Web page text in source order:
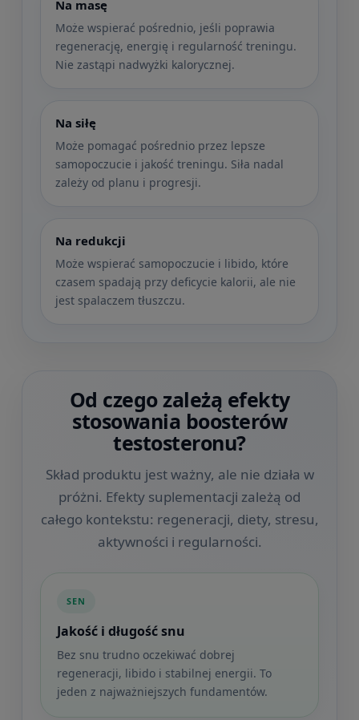
Na masę
Może wspierać pośrednio, jeśli poprawia
regenerację, energię i regularność treningu.
Nie zastąpi nadwyżki kalorycznej.
Na siłę
Może pomagać pośrednio przez lepsze
samopoczucie i jakość treningu. Siła nadal
zależy od planu i progresji.
Na redukcji
Może wspierać samopoczucie i libido, które
czasem spadają przy deficycie kalorii, ale nie
jest spalaczem tłuszczu.
Od czego zależą efekty
stosowania boosterów
testosteronu?
Skład produktu jest ważny, ale nie działa w
próżni. Efekty suplementacji zależą od
całego kontekstu: regeneracji, diety, stresu,
aktywności i regularności.
SEN
Jakość i długość snu
Bez snu trudno oczekiwać dobrej
regeneracji, libido i stabilnej energii. To
jeden z najważniejszych fundamentów.